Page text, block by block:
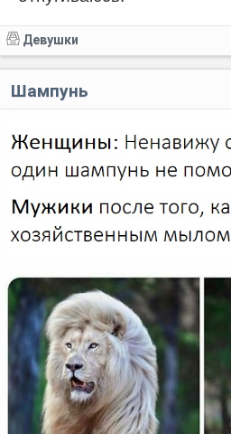
Девушки
Шампунь